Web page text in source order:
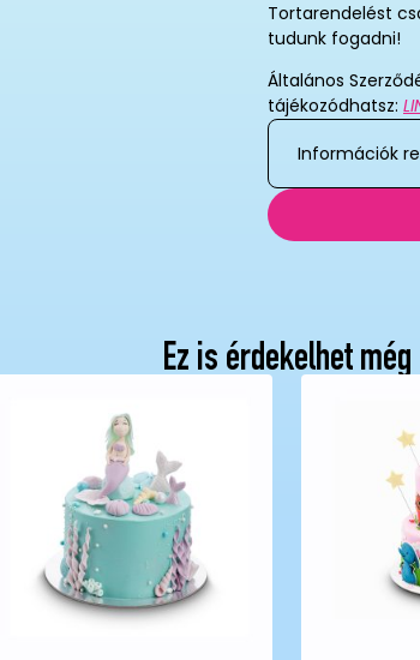
Tortarendelést
tudunk fogadni!
Általános
tájékozódhatsz:
Információk
Ez is érdekelhet még